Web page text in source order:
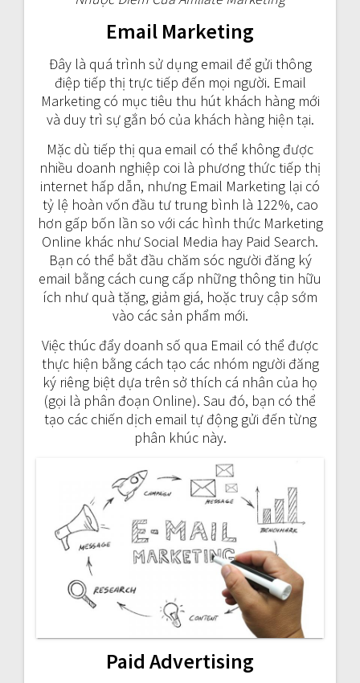
Email Marketing
Đây là quá trình sử dụng email để gửi thông
điệp tiếp thị trực tiếp đến mọi người. Email
Marketing có mục tiêu thu hút khách hàng mới
và duy trì sự gắn bó của khách hàng hiện tại.
Mặc dù tiếp thị qua email có thể không được
nhiều doanh nghiệp coi là phương thức tiếp thị
internet hấp dẫn, nhưng Email Marketing lại có
tỷ lệ hoàn vốn đầu tư trung bình là 122%, cao
hơn gấp bốn lần so với các hình thức Marketing
Online khác như Social Media hay Paid Search.
Bạn có thể bắt đầu chăm sóc người đăng ký
email bằng cách cung cấp những thông tin hữu
ích như quà tặng, giảm giá, hoặc truy cập sớm
vào các sản phẩm mới.
Việc thúc đẩy doanh số qua Email có thể được
thực hiện bằng cách tạo các nhóm người đăng
ký riêng biệt dựa trên sở thích cá nhân của họ
(gọi là phân đoạn Online). Sau đó, bạn có thể
tạo các chiến dịch email tự động gửi đến từng
phân khúc này.
Paid Advertising